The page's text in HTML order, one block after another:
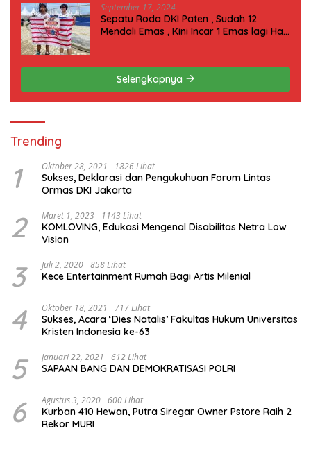
September 17, 2024
Sepatu Roda DKI Paten , Sudah 12
Mendali Emas , Kini Incar 1 Emas lagi Hari
Selengkapnya
Trending
1 Oktober 28, 2021 1826 Lihat
Sukses, Deklarasi dan Pengukuhuan Forum Lintas
Ormas DKI Jakarta
2 Maret 1, 2023 1143 Lihat
KOMLOVING, Edukasi Mengenal Disabilitas Netra Low
Vision
3 Juli 2, 2020 858 Lihat
Kece Entertainment Rumah Bagi Artis Milenial
4 Oktober 18, 2021 717 Lihat
Sukses, Acara ‘Dies Natalis’ Fakultas Hukum Universitas
Kristen Indonesia ke-63
5 Januari 22, 2021 612 Lihat
SAPAAN BANG DAN DEMOKRATISASI POLRI
6 Agustus 3, 2020 600 Lihat
Kurban 410 Hewan, Putra Siregar Owner Pstore Raih 2
Rekor MURI